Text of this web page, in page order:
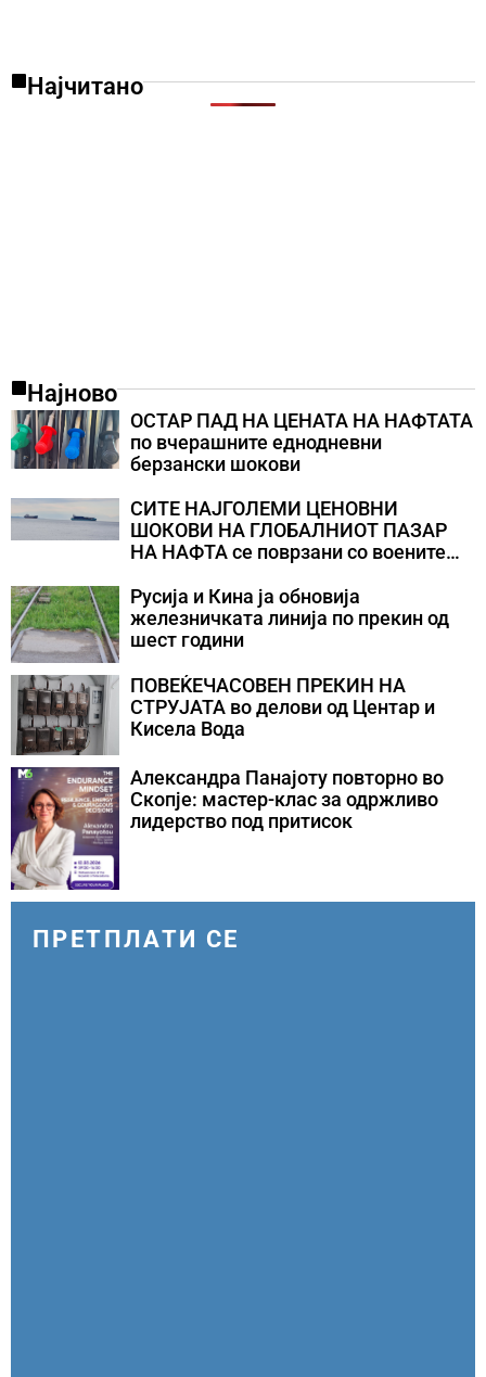
Најчитано
Најново
ОСТАР ПАД НА ЦЕНАТА НА НАФТАТА
по вчерашните еднодневни
берзански шокови
СИТЕ НАЈГОЛЕМИ ЦЕНОВНИ
ШОКОВИ НА ГЛОБАЛНИОТ ПАЗАР
НА НАФТА се поврзани со воените
Русија и Кина ја обновија
железничката линија по прекин од
шест години
ПОВЕЌЕЧАСОВЕН ПРЕКИН НА
СТРУЈАТА во делови од Центар и
Кисела Вода
Александра Панајоту повторно во
Скопје: мастер-клас за одржливо
лидерство под притисок
ПРЕТПЛАТИ СЕ